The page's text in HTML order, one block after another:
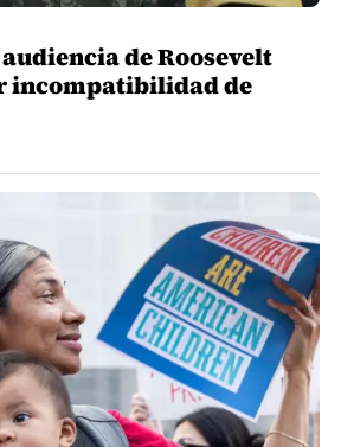
de Roosevelt
incompatibilidad de